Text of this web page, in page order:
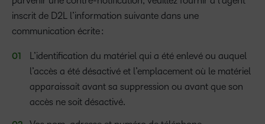
inscrit de D2L l’information suivante dans une
communication écrite :
L’identification du matériel qui a été enlevé ou auquel
l’accès a été désactivé et l’emplacement où le matériel
apparaissait avant sa suppression ou avant que son
accès ne soit désactivé.